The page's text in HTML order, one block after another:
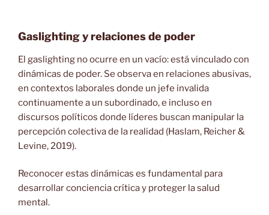
Gaslighting y relaciones de poder
El gaslighting no ocurre en un vacío: está vinculado con
dinámicas de poder. Se observa en relaciones abusivas,
en contextos laborales donde un jefe invalida
continuamente a un subordinado, e incluso en
discursos políticos donde líderes buscan manipular la
percepción colectiva de la realidad (Haslam, Reicher &
Levine, 2019).
Reconocer estas dinámicas es fundamental para
desarrollar conciencia crítica y proteger la salud
mental.